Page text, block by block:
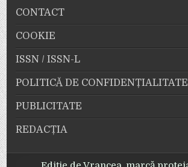
CONTACT
COOKIE
ISSN / ISSN-L
POLITICĂ DE CONFIDENȚIALITATE
PUBLICITATE
REDACȚIA